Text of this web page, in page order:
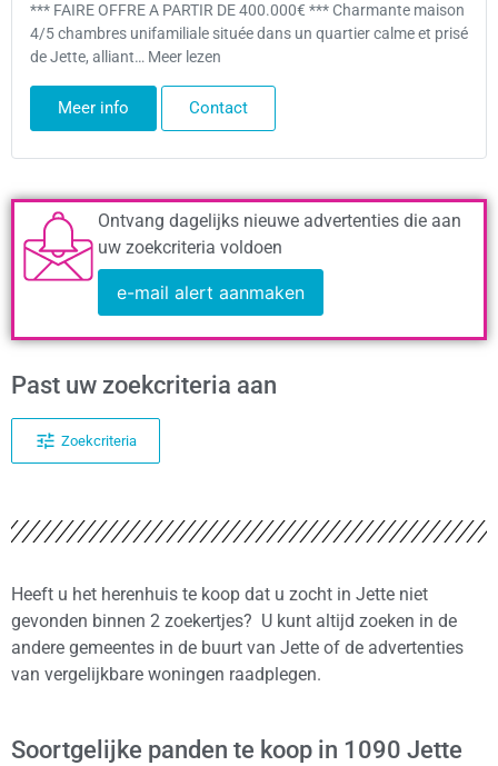
*** FAIRE OFFRE A PARTIR DE 400.000€ *** Charmante maison
4/5 chambres unifamiliale située dans un quartier calme et prisé
de Jette, alliant… Meer lezen
Meer info Contact
Ontvang dagelijks nieuwe advertenties die aan
uw zoekcriteria voldoen
e-mail alert aanmaken
Past uw zoekcriteria aan
Zoekcriteria
Heeft u het herenhuis te koop dat u zocht in Jette niet
gevonden binnen 2 zoekertjes? U kunt altijd zoeken in de
andere gemeentes in de buurt van Jette of de advertenties
van vergelijkbare woningen raadplegen.
Soortgelijke panden te koop in 1090 Jette